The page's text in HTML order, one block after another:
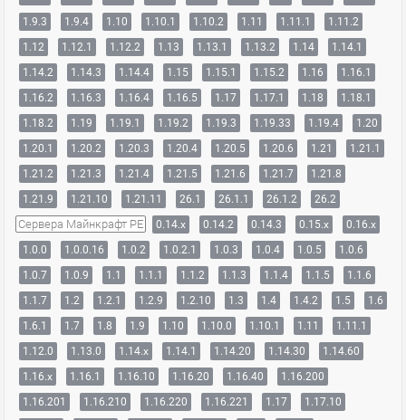
1.9.3
1.9.4 1.10 1.10.1 1.10.2 1.11 1.11.1
1.11.2
1.12
1.12.1 1.12.2 1.13 1.13.1 1.13.2 1.14
1.14.1
1.14.2
1.14.3 1.14.4 1.15 1.15.1 1.15.2 1.16
1.16.1
1.16.2
1.16.3 1.16.4 1.16.5 1.17 1.17.1 1.18
1.18.1
1.18.2
1.19 1.19.1 1.19.2 1.19.3 1.19.33 1.19.4
1.20
1.20.1
1.20.2 1.20.3 1.20.4 1.20.5 1.20.6 1.21
1.21.1
1.21.2
1.21.3 1.21.4 1.21.5 1.21.6 1.21.7
1.21.8
1.21.9
1.21.10 1.21.11 26.1 26.1.1 26.1.2 26.2
Сервера Майнкрафт PE 0.14.x 0.14.2 0.14.3 0.15.x
0.16.x
1.0.0
1.0.0.16 1.0.2 1.0.2.1 1.0.3 1.0.4 1.0.5
1.0.6
1.0.7
1.0.9 1.1 1.1.1 1.1.2 1.1.3 1.1.4 1.1.5
1.1.6
1.1.7
1.2 1.2.1 1.2.9 1.2.10 1.3 1.4 1.4.2 1.5
1.6
1.6.1
1.7 1.8 1.9 1.10 1.10.0 1.10.1 1.11
1.11.1
1.12.0
1.13.0 1.14.x 1.14.1 1.14.20 1.14.30
1.14.60
1.16.x
1.16.1 1.16.10 1.16.20 1.16.40
1.16.200
1.16.201
1.16.210 1.16.220 1.16.221 1.17
1.17.10